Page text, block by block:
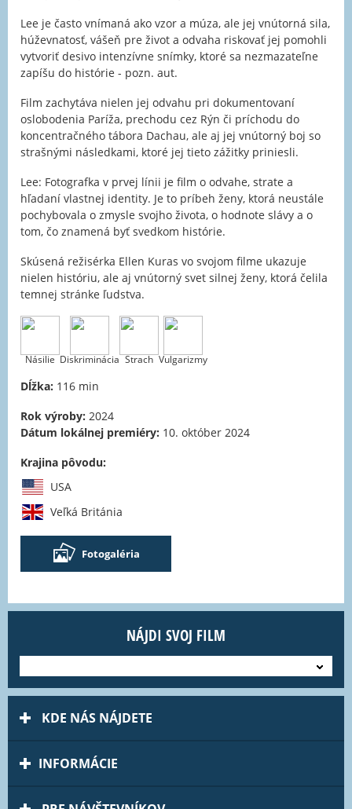
Lee je často vnímaná ako vzor a múza, ale jej vnútorná sila,
húževnatosť, vášeň pre život a odvaha riskovať jej pomohli
vytvoriť desivo intenzívne snímky, ktoré sa nezmazateľne
zapíšu do histórie - pozn. aut.
Film zachytáva nielen jej odvahu pri dokumentovaní
oslobodenia Paríža, prechodu cez Rýn či príchodu do
koncentračného tábora Dachau, ale aj jej vnútorný boj so
strašnými následkami, ktoré jej tieto zážitky priniesli.
Lee: Fotografka v prvej línii je film o odvahe, strate a
hľadaní vlastnej identity. Je to príbeh ženy, ktorá neustále
pochybovala o zmysle svojho života, o hodnote slávy a o
tom, čo znamená byť svedkom histórie.
Skúsená režisérka Ellen Kuras vo svojom filme ukazuje
nielen históriu, ale aj vnútorný svet silnej ženy, ktorá čelila
temnej stránke ľudstva.
Násilie Diskriminácia Strach Vulgarizmy
Dĺžka: 116 min
Rok výroby: 2024
Dátum lokálnej premiéry: 10. október 2024
Krajina pôvodu:
USA
Veľká Británia
Fotogaléria
NÁJDI SVOJ FILM
KDE NÁS NÁJDETE
INFORMÁCIE